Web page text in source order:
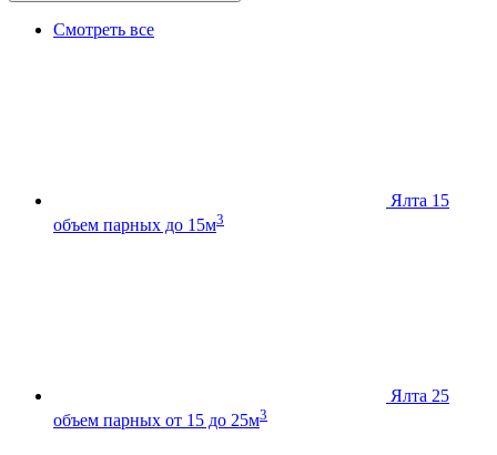
Смотреть все
Ялта 15
объем парных до 15м3
Ялта 25
объем парных от 15 до 25м3